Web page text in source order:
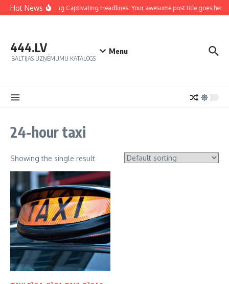
Hot NewsCrafting Captivating Headlines: Your awesome post title goes here
444.LV
BALTIJAS UZŅĒMUMU KATALOGS
Menu
24-hour taxi
Showing the single result